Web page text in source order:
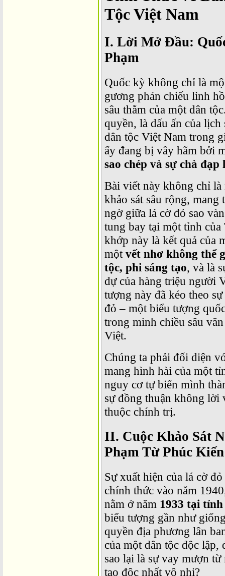
Tộc Việt Nam
I. Lời Mở Đầu:
Phạm
Quốc kỳ không chỉ là
gương phản chiếu linh
sâu thẳm của một dân
quyền, là dấu ấn của
dân tộc Việt Nam trong
ấy đang bị vây hãm bởi
sao chép và sự chà
Bài viết này không chỉ
khảo sát sâu rộng,
ngờ giữa lá cờ đỏ sao
tung bay tại một tỉnh
khớp này là kết quả của
một vết nhơ không thể
tộc, phi sáng tạo, và là
dự của hàng triệu người
tượng này đã kéo theo
đỏ – một biểu tượng
trong mình chiều sâu
Việt.
Chúng ta phải đối diện
mang hình hài của một
nguy cơ tự biến mình
sự đồng thuận không lời
thuộc chính trị.
II. Cuộc Khảo Sát
Phạm Từ Phúc Kiến
Sự xuất hiện của lá cờ
chính thức vào năm
nằm ở năm 1933 tại
biểu tượng gần như
quyền địa phương lân
của một dân tộc độc lập,
sao lại là sự vay mượn
tạo độc nhất vô nhị?